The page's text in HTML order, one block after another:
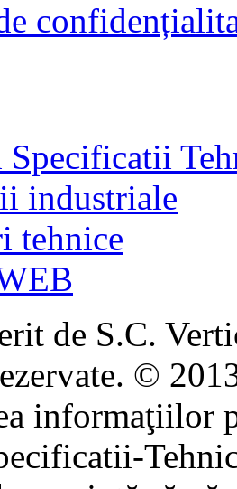
Specificatii
industriale
tehnice
de S.C.
©
informaţiilor